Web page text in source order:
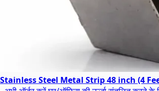
Stainless Steel Metal Strip 48 inch (4